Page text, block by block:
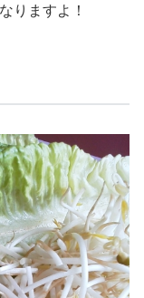
りますよ！